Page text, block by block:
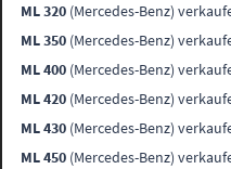
ML 320 (Mercedes-Benz)
ML 350 (Mercedes-Benz)
ML 400 (Mercedes-Benz)
ML 420 (Mercedes-Benz)
ML 430 (Mercedes-Benz)
ML 450 (Mercedes-Benz)